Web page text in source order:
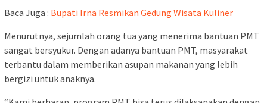
Baca Juga : Bupati Irna Resmikan Gedung Wisata Kuliner
Menurutnya, sejumlah orang tua yang menerima bantuan PMT
sangat bersyukur. Dengan adanya bantuan PMT, masyarakat
terbantu dalam memberikan asupan makanan yang lebih
bergizi untuk anaknya.